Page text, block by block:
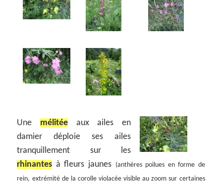
Une mélitéeaux ailes en
damier déploie ses ailes
tranquillement sur les
rhinantes à fleurs jaunes (anthères poilues en forme de
rein, extrémité de la corolle violacée visible au zoom sur certaines